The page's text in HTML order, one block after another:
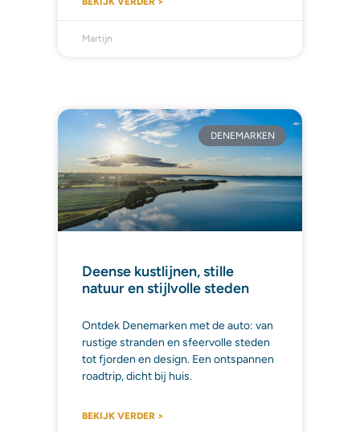
Martijn
DENEMARKEN
Deense kustlijnen, stille
natuur en stijlvolle steden
Ontdek Denemarken met de auto: van
rustige stranden en sfeervolle steden
tot fjorden en design. Een ontspannen
roadtrip, dicht bij huis.
BEKIJK VERDER >